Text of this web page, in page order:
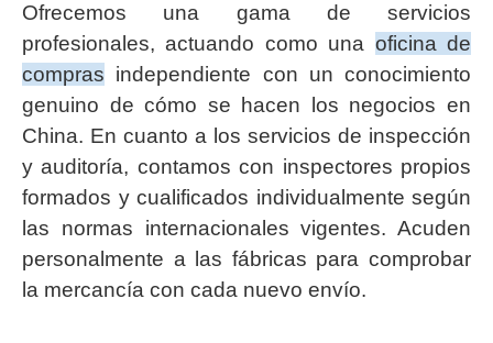
Ofrecemos una gama de servicios
profesionales, actuando como una oficina de
compras independiente con un conocimiento
genuino de cómo se hacen los negocios en
China. En cuanto a los servicios de inspección
y auditoría, contamos con inspectores propios
formados y cualificados individualmente según
las normas internacionales vigentes. Acuden
personalmente a las fábricas para comprobar
la mercancía con cada nuevo envío.